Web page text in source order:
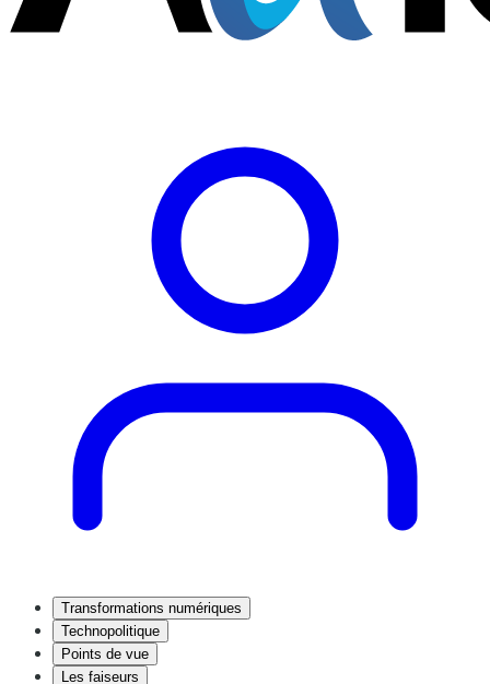
Transformations numériques
Technopolitique
Points de vue
Les faiseurs